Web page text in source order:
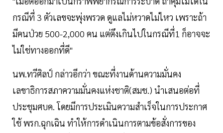
กรณีที่ 3 ตัวเลขจะพุ่งพรวด ดูแลไม่หวาดไม่ไหว เพราะถ้า
มีคนป่วย 500-2,000 คน แต่ตึงเกินไปในกรณีที่1 ก็อาจจะ
ไม่ใช่ทางออกที่ดี"
นพ.ทวีศิลป์ กล่าวอีกว่า ขณะที่งานด้านความมั่นคง
เลขาธิการสภาความมั่นคงแห่งชาติ(สมช.) นำเสนอต่อที่
ประชุมศบค. โดยมีการประเมินความสำเร็จในการประกาศ
ใช้ พรก.ฉุกเฉิน ทำให้การดำเนินการตามข้อสั่งการของ